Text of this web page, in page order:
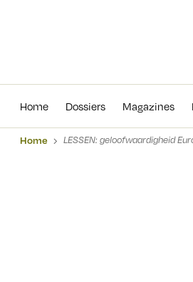
Home Dossiers Magazines
Home LESSEN: geloofwaardigheid